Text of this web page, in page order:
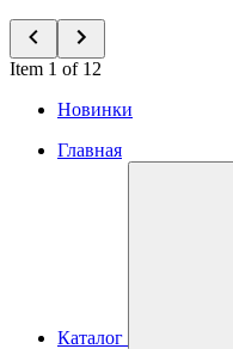
Item 1 of 12
Новинки
Главная
Каталог